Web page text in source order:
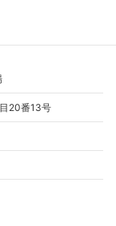
20番13号